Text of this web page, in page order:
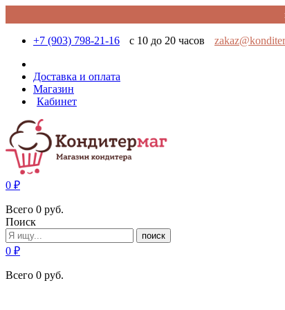
+7 (903) 798-21-16 с 10 до 20 часов
Доставка и оплата
Магазин
Кабинет
0 ₽
Всего 0 руб.
Поиск
поиск
0 ₽
Всего 0 руб.